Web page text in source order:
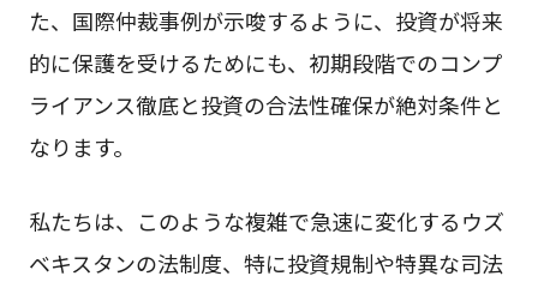
た、国際仲裁事例が示唆するように、投資が将来
的に保護を受けるためにも、初期段階でのコンプ
ライアンス徹底と投資の合法性確保が絶対条件と
なります。
私たちは、このような複雑で急速に変化するウズ
ベキスタンの法制度、特に投資規制や特異な司法